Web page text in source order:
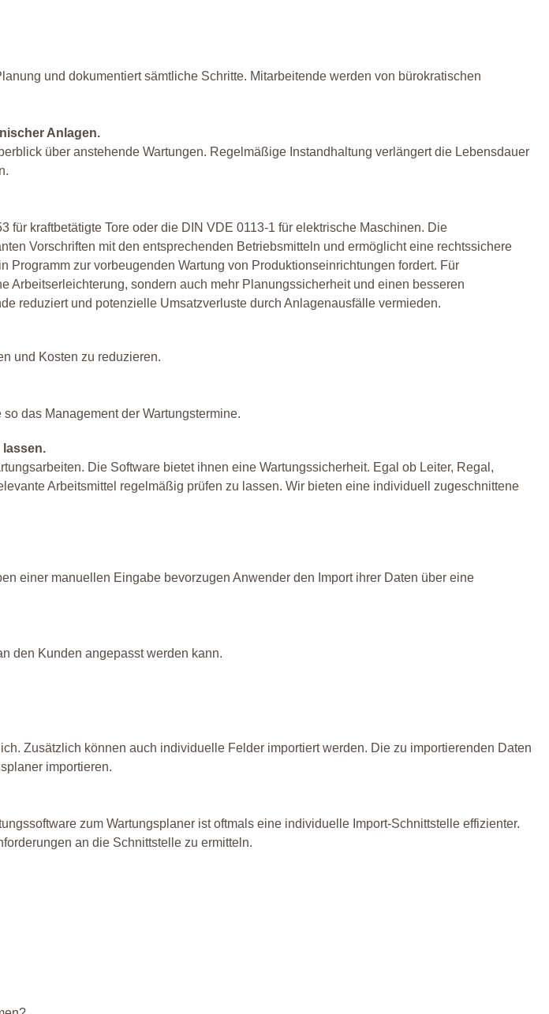
und dokumentiert sämtliche Schritte. Mitarbeitende werden von bürokratischen
Anlagen.
über anstehende Wartungen. Regelmäßige Instandhaltung verlängert die Lebensdauer
kraftbetätigte Tore oder die DIN VDE 0113-1 für elektrische Maschinen. Die
Vorschriften mit den entsprechenden Betriebsmitteln und ermöglicht eine rechtssichere
zur vorbeugenden Wartung von Produktionseinrichtungen fordert. Für
Arbeitserleichterung, sondern auch mehr Planungssicherheit und einen besseren
reduziert und potenzielle Umsatzverluste durch Anlagenausfälle vermieden.
und Kosten zu reduzieren.
das Management der Wartungstermine.
lassen.
Die Software bietet ihnen eine Wartungssicherheit. Egal ob Leiter, Regal,
Arbeitsmittel regelmäßig prüfen zu lassen. Wir bieten eine individuell zugeschnittene
einer manuellen Eingabe bevorzugen Anwender den Import ihrer Daten über eine
den Kunden angepasst werden kann.
Zusätzlich können auch individuelle Felder importiert werden. Die zu importierenden Daten
importieren.
zum Wartungsplaner ist oftmals eine individuelle Import-Schnittstelle effizienter.
an die Schnittstelle zu ermitteln.